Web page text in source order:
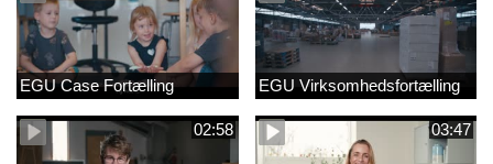
EGU Case Fortælling EGU Virksomhedsfortælling
02:58 03:47